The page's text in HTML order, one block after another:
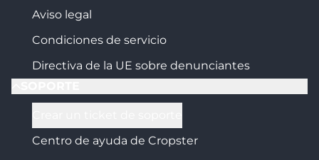
Aviso legal
Condiciones de servicio
Directiva de la UE sobre denunciantes
Centro de ayuda de Cropster